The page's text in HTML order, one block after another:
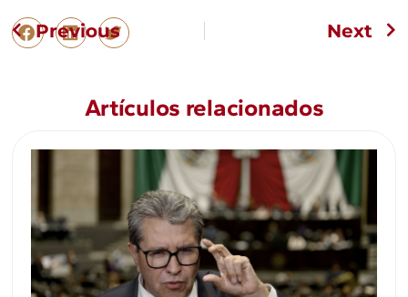
Previous Next
Artículos relacionados